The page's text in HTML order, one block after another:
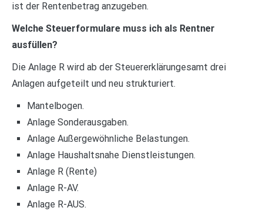
ist der Rentenbetrag anzugeben.
Welche Steuerformulare muss ich als Rentner
ausfüllen?
Die Anlage R wird ab der Steuererklärungesamt drei
Anlagen aufgeteilt und neu strukturiert.
Mantelbogen.
Anlage Sonderausgaben.
Anlage Außergewöhnliche Belastungen.
Anlage Haushaltsnahe Dienstleistungen.
Anlage R (Rente)
Anlage R-AV.
Anlage R-AUS.